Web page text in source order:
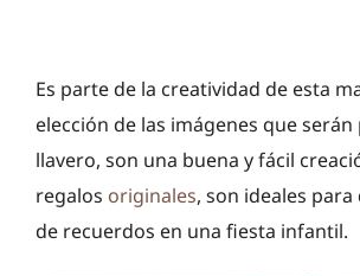
Es parte de la creatividad de esta
elección de las imágenes que
llavero, son una buena y fácil
regalos originales, son ideales
de recuerdos en una fiesta infantil.